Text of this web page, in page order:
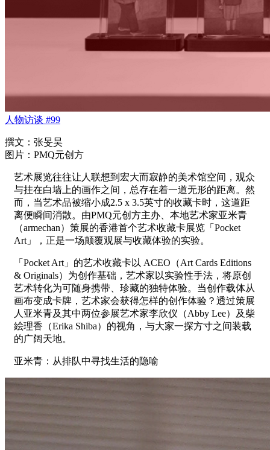
人物访谈 #99
撰文：张旻昊
图片：PMQ元创方
艺术展览往往让人联想到宏大而寂静的美术馆空间，观众
与挂在白墙上的画作之间，总存在着一道无形的距离。然
而，当艺术品被缩小成2.5 x 3.5英寸的收藏卡时，这道距
离便瞬间消散。由PMQ元创方主办、本地艺术家亚米青
（armechan）策展的香港首个艺术收藏卡展览「Pocket
Art」，正是一场颠覆观展与收藏体验的实验。
「Pocket Art」的艺术收藏卡以 ACEO（Art Cards Editions
& Originals）为创作基础，艺术家以实验性手法，将原创
艺术转化为可随身携带、珍藏的独特体验。当创作载体从
画布变成卡牌，艺术家会获得怎样的创作体验？透过策展
人亚米青及其中两位参展艺术家李欣仪（Abby Lee）及柴
絵理香（Erika Shiba）的视角，与大家一探方寸之间装载
的广阔天地。
亚米青：从排队中寻找生活的隐喻